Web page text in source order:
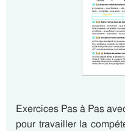
Exercices Pas à Pas
pour travailler la